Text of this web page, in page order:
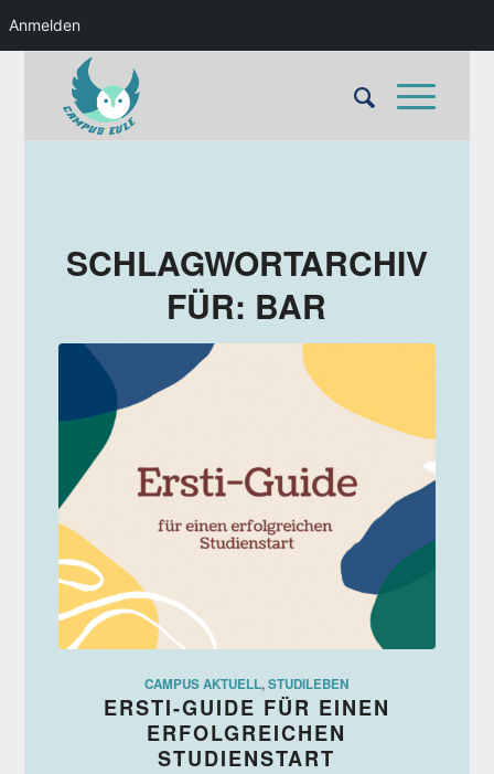
Anmelden
SCHLAGWORTARCHIV
FÜR: BAR
CAMPUS AKTUELL,STUDILEBEN
ERSTI-GUIDE FÜR EINEN
ERFOLGREICHEN
STUDIENSTART